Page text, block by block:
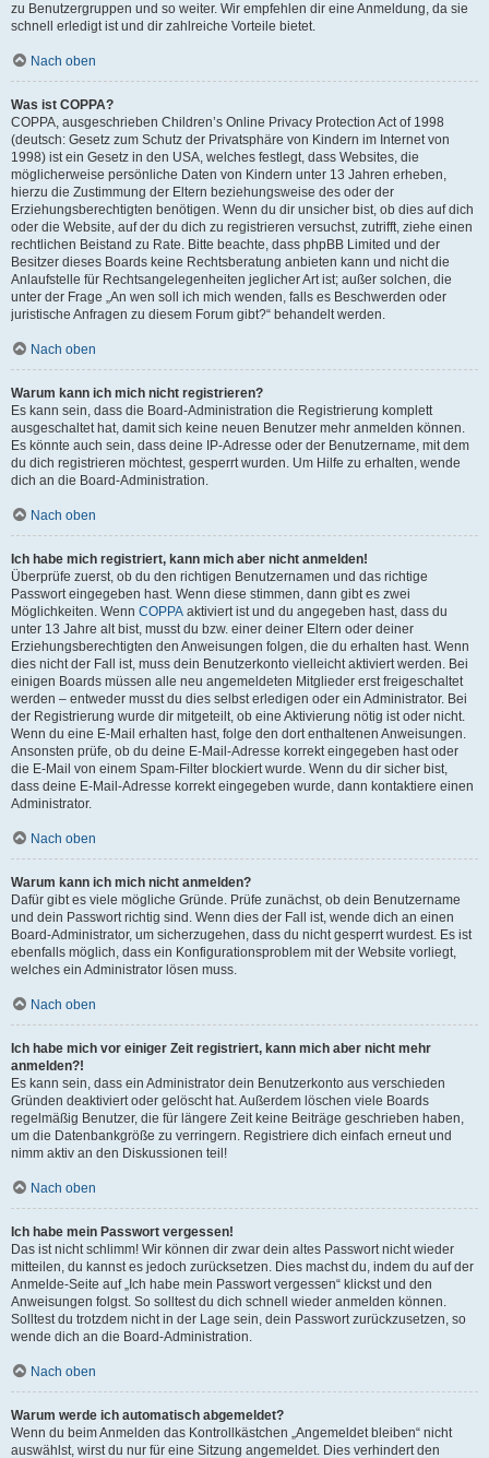
zu Benutzergruppen und so weiter. Wir empfehlen dir eine Anmeldung, da sie
schnell erledigt ist und dir zahlreiche Vorteile bietet.
Nach oben
Was ist COPPA?
COPPA, ausgeschrieben Children’s Online Privacy Protection Act of 1998
(deutsch: Gesetz zum Schutz der Privatsphäre von Kindern im Internet von
1998) ist ein Gesetz in den USA, welches festlegt, dass Websites, die
möglicherweise persönliche Daten von Kindern unter 13 Jahren erheben,
hierzu die Zustimmung der Eltern beziehungsweise des oder der
Erziehungsberechtigten benötigen. Wenn du dir unsicher bist, ob dies auf dich
oder die Website, auf der du dich zu registrieren versuchst, zutrifft, ziehe einen
rechtlichen Beistand zu Rate. Bitte beachte, dass phpBB Limited und der
Besitzer dieses Boards keine Rechtsberatung anbieten kann und nicht die
Anlaufstelle für Rechtsangelegenheiten jeglicher Art ist; außer solchen, die
unter der Frage „An wen soll ich mich wenden, falls es Beschwerden oder
juristische Anfragen zu diesem Forum gibt?“ behandelt werden.
Nach oben
Warum kann ich mich nicht registrieren?
Es kann sein, dass die Board-Administration die Registrierung komplett
ausgeschaltet hat, damit sich keine neuen Benutzer mehr anmelden können.
Es könnte auch sein, dass deine IP-Adresse oder der Benutzername, mit dem
du dich registrieren möchtest, gesperrt wurden. Um Hilfe zu erhalten, wende
dich an die Board-Administration.
Nach oben
Ich habe mich registriert, kann mich aber nicht anmelden!
Überprüfe zuerst, ob du den richtigen Benutzernamen und das richtige
Passwort eingegeben hast. Wenn diese stimmen, dann gibt es zwei
Möglichkeiten. Wenn COPPA aktiviert ist und du angegeben hast, dass du
unter 13 Jahre alt bist, musst du bzw. einer deiner Eltern oder deiner
Erziehungsberechtigten den Anweisungen folgen, die du erhalten hast. Wenn
dies nicht der Fall ist, muss dein Benutzerkonto vielleicht aktiviert werden. Bei
einigen Boards müssen alle neu angemeldeten Mitglieder erst freigeschaltet
werden – entweder musst du dies selbst erledigen oder ein Administrator. Bei
der Registrierung wurde dir mitgeteilt, ob eine Aktivierung nötig ist oder nicht.
Wenn du eine E-Mail erhalten hast, folge den dort enthaltenen Anweisungen.
Ansonsten prüfe, ob du deine E-Mail-Adresse korrekt eingegeben hast oder
die E-Mail von einem Spam-Filter blockiert wurde. Wenn du dir sicher bist,
dass deine E-Mail-Adresse korrekt eingegeben wurde, dann kontaktiere einen
Administrator.
Nach oben
Warum kann ich mich nicht anmelden?
Dafür gibt es viele mögliche Gründe. Prüfe zunächst, ob dein Benutzername
und dein Passwort richtig sind. Wenn dies der Fall ist, wende dich an einen
Board-Administrator, um sicherzugehen, dass du nicht gesperrt wurdest. Es ist
ebenfalls möglich, dass ein Konfigurationsproblem mit der Website vorliegt,
welches ein Administrator lösen muss.
Nach oben
Ich habe mich vor einiger Zeit registriert, kann mich aber nicht mehr
anmelden?!
Es kann sein, dass ein Administrator dein Benutzerkonto aus verschieden
Gründen deaktiviert oder gelöscht hat. Außerdem löschen viele Boards
regelmäßig Benutzer, die für längere Zeit keine Beiträge geschrieben haben,
um die Datenbankgröße zu verringern. Registriere dich einfach erneut und
nimm aktiv an den Diskussionen teil!
Nach oben
Ich habe mein Passwort vergessen!
Das ist nicht schlimm! Wir können dir zwar dein altes Passwort nicht wieder
mitteilen, du kannst es jedoch zurücksetzen. Dies machst du, indem du auf der
Anmelde-Seite auf „Ich habe mein Passwort vergessen“ klickst und den
Anweisungen folgst. So solltest du dich schnell wieder anmelden können.
Solltest du trotzdem nicht in der Lage sein, dein Passwort zurückzusetzen, so
wende dich an die Board-Administration.
Nach oben
Warum werde ich automatisch abgemeldet?
Wenn du beim Anmelden das Kontrollkästchen „Angemeldet bleiben“ nicht
auswählst, wirst du nur für eine Sitzung angemeldet. Dies verhindert den